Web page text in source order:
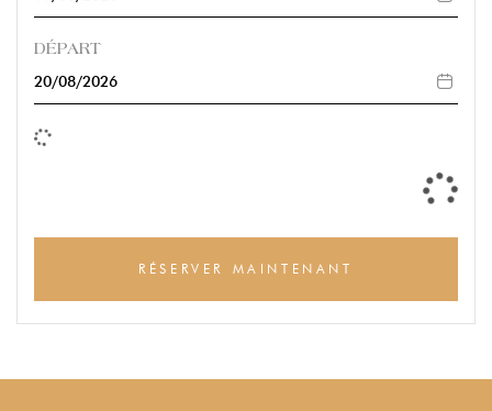
DÉPART
RÉSERVER MAINTENANT